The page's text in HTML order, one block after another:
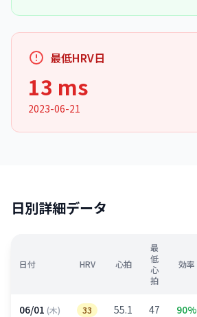
最低HRV日
13 ms
2023-06-21
日別詳細データ
日付 HRV 心拍
最
低
心
拍
効率
06/01 (木) 33 55.1 47 90%